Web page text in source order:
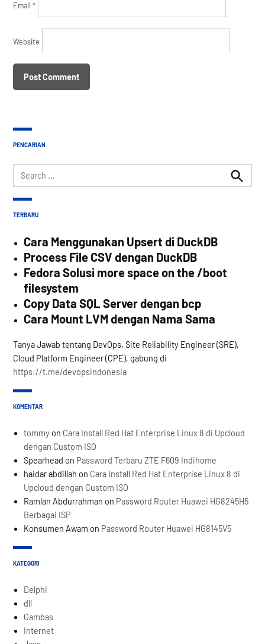
Email*
Website
PENCARIAN
Search
for:
Search
TERBARU
Cara Menggunakan Upsert di DuckDB
Process File CSV dengan DuckDB
Fedora Solusi more space on the /boot
filesystem
Copy Data SQL Server dengan bcp
Cara Mount LVM dengan Nama Sama
Tanya Jawab tentang DevOps, Site Reliability Engineer (SRE),
Cloud Platform Engineer (CPE), gabung di
https://t.me/devopsindonesia
KOMENTAR
tommy on Cara Install Red Hat Enterprise Linux 8 di Upcloud
dengan Custom ISO
Spearhead on Password Terbaru ZTE F609 Indihome
haidar abdillah on Cara Install Red Hat Enterprise Linux 8 di
Upcloud dengan Custom ISO
Ramlan Abdurrahman on Password Router Huawei HG8245H5
Berbagai ISP
Konsumen Awam on Password Router Huawei HG8145V5
KATEGORI
Delphi
dll
Gambas
Internet